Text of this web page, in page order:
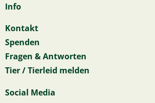
Info
Kontakt
Spenden
Fragen & Antworten
Tier / Tierleid melden
Social Media